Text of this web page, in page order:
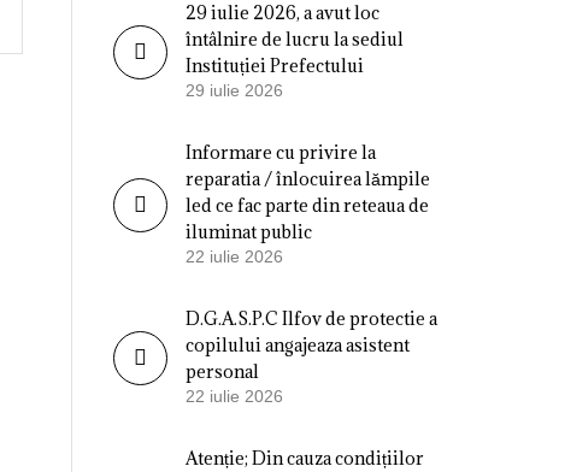
29 iulie 2026, a avut loc
întâlnire de lucru la sediul
Instituției Prefectului
29 iulie 2026
Informare cu privire la
reparatia / înlocuirea lămpile
led ce fac parte din reteaua de
iluminat public
22 iulie 2026
D.G.A.S.P.C Ilfov de protectie a
copilului angajeaza asistent
personal
22 iulie 2026
Atenție; Din cauza condițiilor